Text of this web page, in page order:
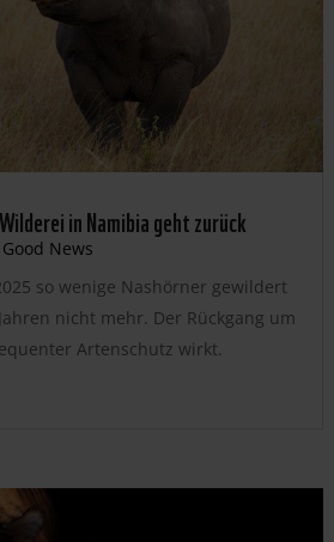
in Namibia geht zurück
Good News
so wenige Nashörner gewildert
nicht mehr. Der Rückgang um
Artenschutz wirkt.